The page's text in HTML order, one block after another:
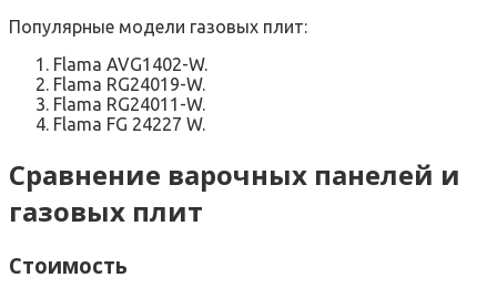
Популярные модели газовых плит:
Flama AVG1402-W.
Flama RG24019-W.
Flama RG24011-W.
Flama FG 24227 W.
Сравнение варочных панелей и
газовых плит
Стоимость